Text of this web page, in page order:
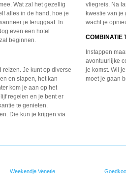
Wat zal het gezellig
alles in de hand, hoe je
je teruggaat. In
even een hotel
beginnen.
reizen. Je kunt op diverse
en slapen, het kan
kom je aan op het
regelen en je bent er
te genieten.
Die kun je krijgen via
vliegreis. Na
kwestie van
wacht je
COMBINATIE
Instappen
avontuurlijke
je komst. Wil
moet je gaan
Weekendje Venetie